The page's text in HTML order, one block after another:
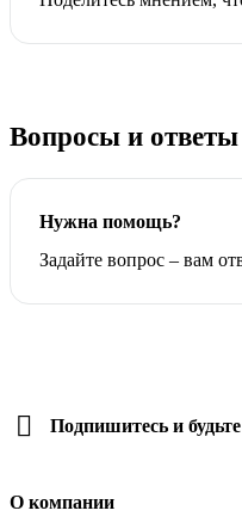
Вопросы и
Нужна помощь?
Задайте вопрос – вам
Подпишитесь и
О компании